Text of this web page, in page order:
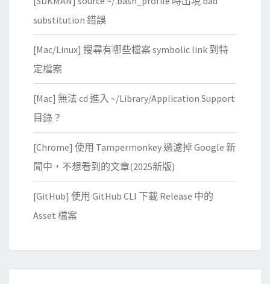
訊
？
錄
權
限
substitution 錯誤
[Mac/Linux] 搜尋有哪些檔案 symbolic link 到特
定檔案
[Mac] 無法 cd 進入 ~/Library/Application Support
目錄？
[Chrome] 使用 Tampermonkey 過濾掉 Google 新
聞中，不想看到的文章(2025新版)
[GitHub] 使用 GitHub CLI 下載 Release 中的
Asset 檔案